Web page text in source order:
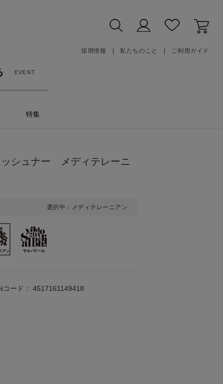
採用情報 私たちのこと ご利用ガイド
EVENT
特集
シュナー メディテレーニ
選択中：メディテレーニアン
コード： 4517161149418